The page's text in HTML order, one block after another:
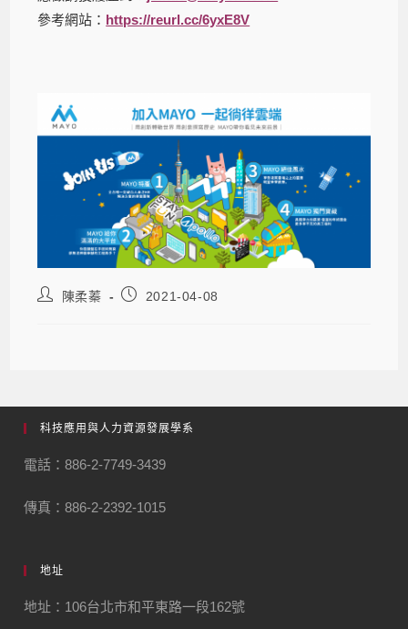
參考網站： https://reurl.cc/6yxE8V
陳柔蓁 2021-04-08
科技應用與人力資源發展學系
電話：886-2-7749-3439
傳真：886-2-2392-1015
地址
地址：106台北市和平東路一段162號